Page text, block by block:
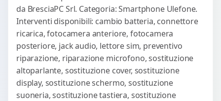
da BresciaPC Srl. Categoria: Smartphone Ulefone.
Interventi disponibili: cambio batteria, connettore
ricarica, fotocamera anteriore, fotocamera
posteriore, jack audio, lettore sim, preventivo
riparazione, riparazione microfono, sostituzione
altoparlante, sostituzione cover, sostituzione
display, sostituzione schermo, sostituzione
suoneria, sostituzione tastiera, sostituzione